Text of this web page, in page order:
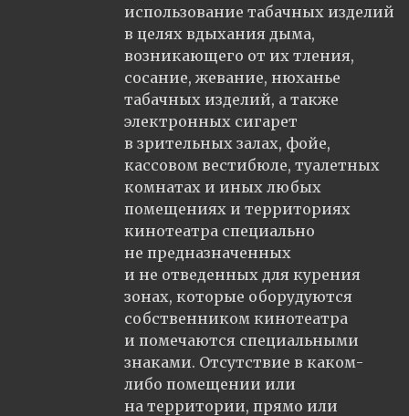
использование табачных изделий
в целях вдыхания дыма,
возникающего от их тления,
сосание, жевание, нюханье
табачных изделий, а также
электронных сигарет
в зрительных залах, фойе,
кассовом вестибюле, туалетных
комнатах и иных любых
помещениях и территориях
кинотеатра специально
не предназначенных
и не отведенных для курения
зонах, которые оборудуются
собственником кинотеатра
и помечаются специальными
знаками. Отсутствие в каком-
либо помещении или
на территории, прямо или